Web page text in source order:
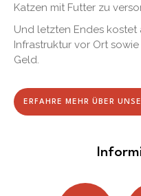
Katzen mit Futter zu
Und letzten Endes
Infrastruktur vor Ort
Geld.
ERFAHRE MEHR ÜBER